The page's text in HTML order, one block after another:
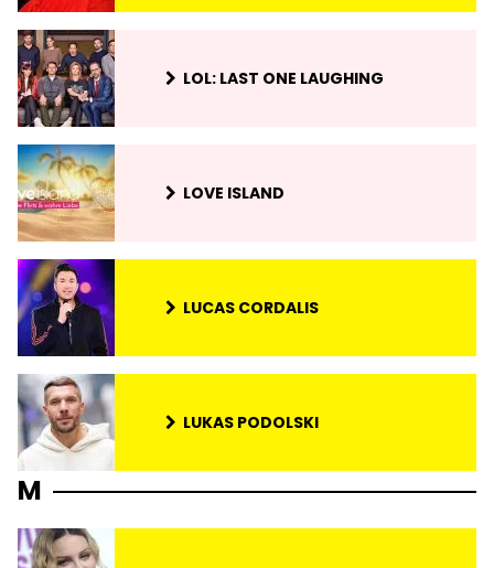
LOL: LAST ONE LAUGHING
LOVE ISLAND
LUCAS CORDALIS
LUKAS PODOLSKI
M